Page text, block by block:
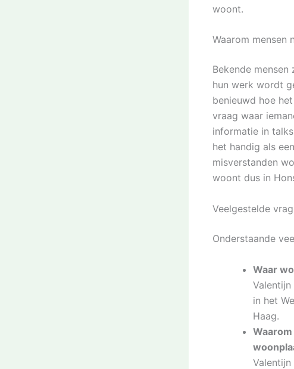
woont.
Waarom mensen
Bekende
hun werk wordt
benieuwd hoe
vraag waar
informatie in
het handig als
misverstanden
woont dus in
Veelgestelde
Onderstaande
Waar
in het
Haag.